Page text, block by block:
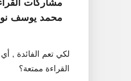
مشاركات
محمد يوسف
لكي تعم الفائدة ,
القراءة ممتعة؟